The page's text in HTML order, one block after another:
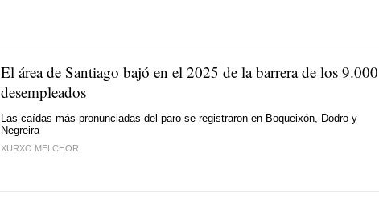
El área de Santiago bajó en el 2025 de la barrera de los 9.000
desempleados
Las caídas más pronunciadas del paro se registraron en Boqueixón, Dodro y
Negreira
XURXO MELCHOR